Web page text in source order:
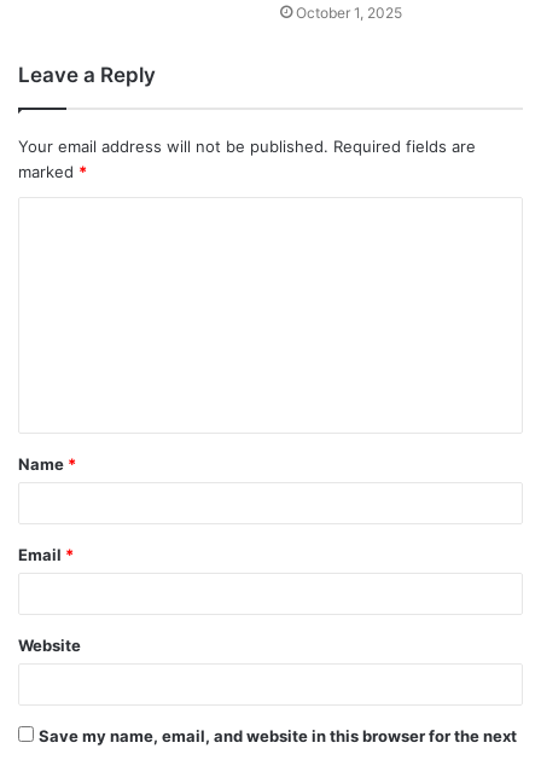
October 1, 2025
Leave a Reply
Your email address will not be published. Required fields are
marked *
Name *
Email *
Website
Save my name, email, and website in this browser for the next